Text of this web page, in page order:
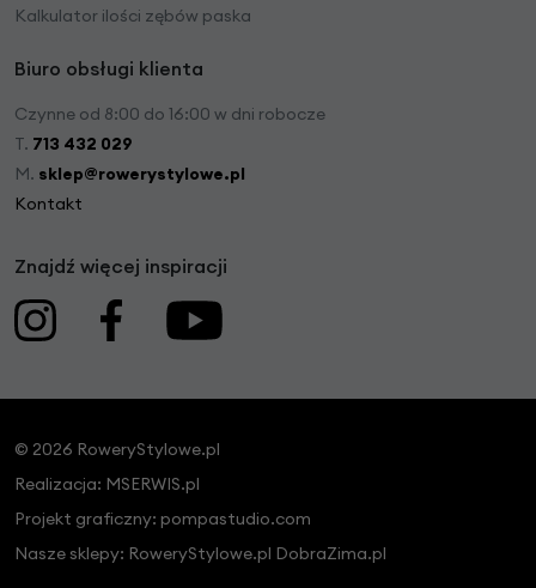
Kalkulator ilości zębów paska
Biuro obsługi klienta
Czynne od 8:00 do 16:00 w dni robocze
T. 713 432 029
M. sklep@rowerystylowe.pl
Kontakt
Znajdź więcej inspiracji
© 2026 RoweryStylowe.pl
Realizacja: MSERWIS.pl
Projekt graficzny: pompastudio.com
Nasze sklepy: RoweryStylowe.pl DobraZima.pl